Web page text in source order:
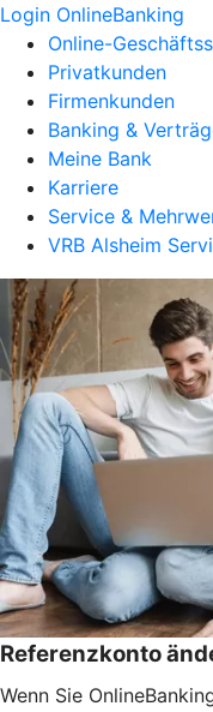
Login OnlineBanking
Online-
Privatkunden
Firmenkunden
Banking &
Meine Bank
Karriere
Service &
VRB Alsheim
Referenzkonto
Wenn Sie